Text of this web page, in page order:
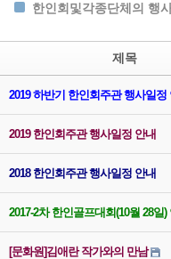
한인회및각종단체의 행
제목
2019 하반기 한인회주관 행사일정
2019 한인회주관 행사일정 안내
2018 한인회주관 행사일정 안내
2017-2차 한인골프대회(10월 28일)
[문화원]김애란 작가와의 만남